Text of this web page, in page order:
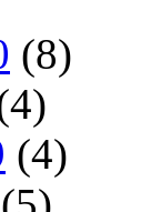
(8)
(4)